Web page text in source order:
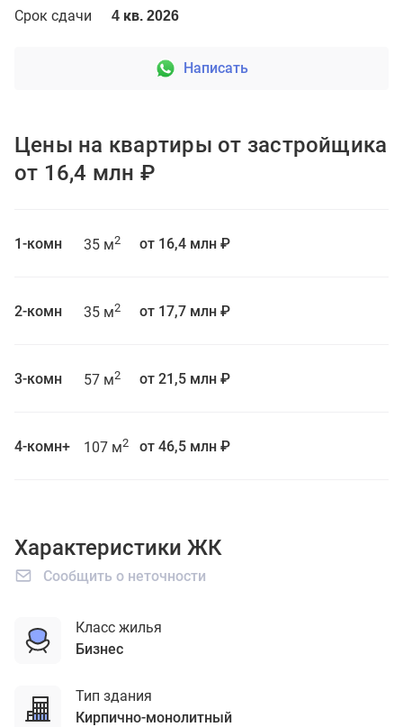
Срок сдачи 4 кв. 2026
Написать
Цены на квартиры от застройщика
от 16,4 млн ₽
1-комн 35 м2 от 16,4 млн ₽
2-комн 35 м2 от 17,7 млн ₽
3-комн 57 м2 от 21,5 млн ₽
4-комн+ 107 м2 от 46,5 млн ₽
Характеристики ЖК
Сообщить о неточности
Класс жилья
бизнес
Тип здания
кирпично-монолитный